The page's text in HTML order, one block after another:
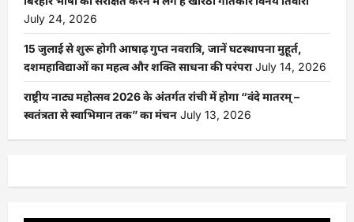
July 24, 2026
15 जुलाई से शुरू होगी आषाढ़ गुप्त नवरात्रि, जानें घटस्थापना मुहूर्त,
दशमहाविद्याओं का महत्व और शक्ति साधना की परंपरा July 14, 2026
राष्ट्रीय नाट्य महोत्सव 2026 के अंतर्गत रांची में होगा “वंदे मातरम् –
स्वतंत्रता से स्वाभिमान तक” का मंचन July 13, 2026